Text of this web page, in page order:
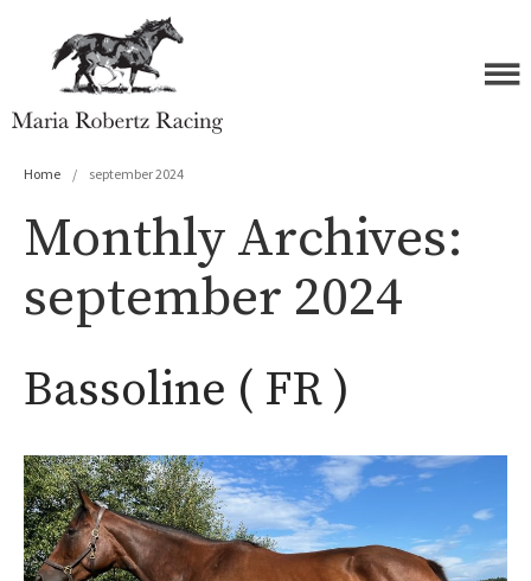
Åringer 2025
Åringer 2024
Åringer 2023
Åringer 2021
Åringer 2020
Åringer 2019
Åringer 2018
Åringer 2017
Åringer 2016
Home / september 2024
Monthly Archives:
september 2024
Bassoline ( FR )